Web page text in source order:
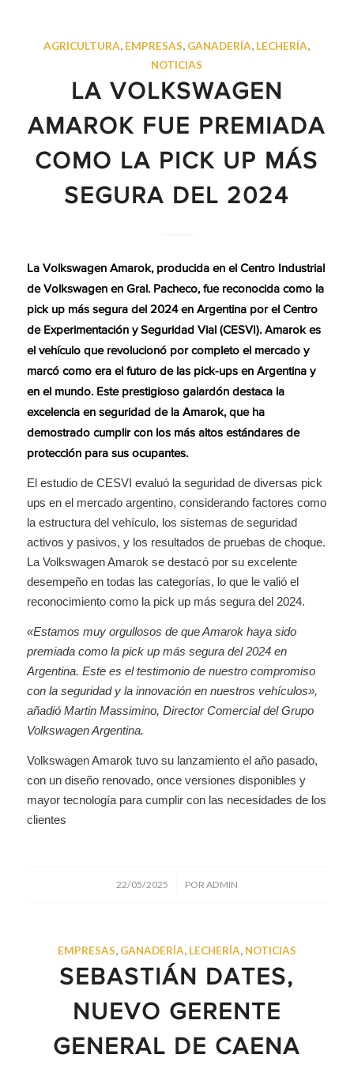
AGRICULTURA, EMPRESAS, GANADERÍA, LECHERÍA,
NOTICIAS
LA VOLKSWAGEN
AMAROK FUE PREMIADA
COMO LA PICK UP MÁS
SEGURA DEL 2024
La Volkswagen Amarok, producida en el Centro Industrial
de Volkswagen en Gral. Pacheco, fue reconocida como la
pick up más segura del 2024 en Argentina por el Centro
de Experimentación y Seguridad Vial (CESVI). Amarok es
el vehículo que revolucionó por completo el mercado y
marcó como era el futuro de las pick-ups en Argentina y
en el mundo. Este prestigioso galardón destaca la
excelencia en seguridad de la Amarok, que ha
demostrado cumplir con los más altos estándares de
protección para sus ocupantes.
El estudio de CESVI evaluó la seguridad de diversas pick
ups en el mercado argentino, considerando factores como
la estructura del vehículo, los sistemas de seguridad
activos y pasivos, y los resultados de pruebas de choque.
La Volkswagen Amarok se destacó por su excelente
desempeño en todas las categorías, lo que le valió el
reconocimiento como la pick up más segura del 2024.
«Estamos muy orgullosos de que Amarok haya sido
premiada como la pick up más segura del 2024 en
Argentina. Este es el testimonio de nuestro compromiso
con la seguridad y la innovación en nuestros vehículos»,
añadió Martin Massimino, Director Comercial del Grupo
Volkswagen Argentina.
Volkswagen Amarok tuvo su lanzamiento el año pasado,
con un diseño renovado, once versiones disponibles y
mayor tecnología para cumplir con las necesidades de los
clientes
22/05/2025
/ POR ADMIN
EMPRESAS, GANADERÍA, LECHERÍA, NOTICIAS
SEBASTIÁN DATES,
NUEVO GERENTE
GENERAL DE CAENA